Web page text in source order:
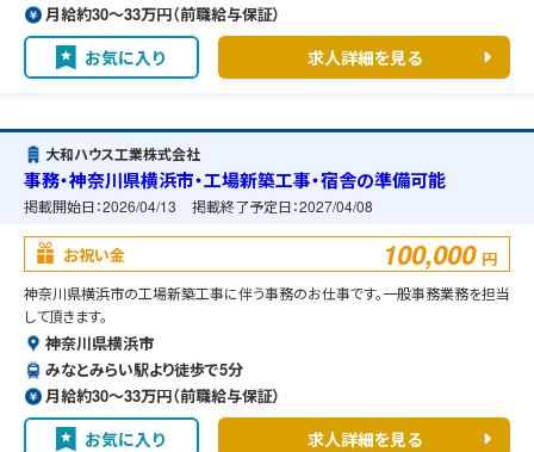
月給約30〜33万円（前職給与保証）
お気に入り 求人詳細を見る
大和ハウス工業株式会社
事務・神奈川県横浜市・工場新築工事・宿舎の準備可能
掲載開始日：2026/04/13 掲載終了予定日：2027/04/08
お祝い金 100,000 円
神奈川県横浜市の工場新築工事に伴う事務のお仕事です。一般事務業務を担当
して頂きます。
神奈川県横浜市
みなとみらい駅より徒歩で5分
月給約30〜33万円（前職給与保証）
お気に入り 求人詳細を見る